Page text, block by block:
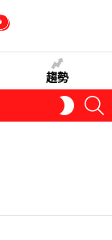
趨勢
SKIN